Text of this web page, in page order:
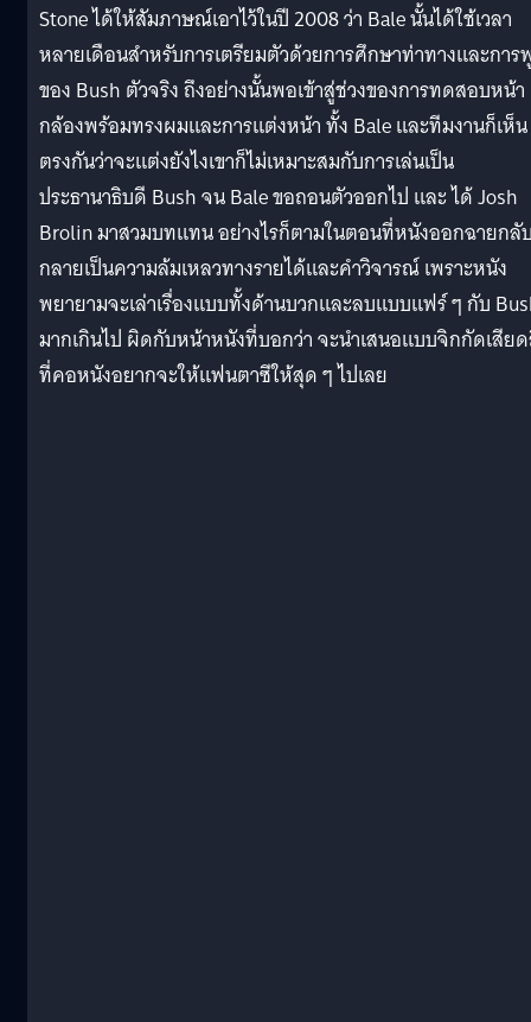
Stone ได้ให้สัมภาษณ์เอาไว้ในปี 2008 ว่า Bale นั้นได้ใช้เวลา
หลายเดือนสำหรับการเตรียมตัวด้วยการศึกษาท่าทางและกา
ของ Bush ตัวจริง ถึงอย่างนั้นพอเข้าสู่ช่วงของการทดสอบหน้า
กล้องพร้อมทรงผมและการแต่งหน้า ทั้ง Bale และทีมงานก็เห็น
ตรงกันว่าจะแต่งยังไงเขาก็ไม่เหมาะสมกับการเล่นเป็น
ประธานาธิบดี Bush จน Bale ขอถอนตัวออกไป และ ได้ Josh
Brolin มาสวมบทแทน อย่างไรก็ตามในตอนที่หนังออกฉายกลั
กลายเป็นความล้มเหลวทางรายได้และคำวิจารณ์ เพราะหนัง
พยายามจะเล่าเรื่องแบบทั้งด้านบวกและลบแบบแฟร์ ๆ กับ
มากเกินไป ผิดกับหน้าหนังที่บอกว่า จะนำเสนอแบบจิกกัดเสีย
ที่คอหนังอยากจะให้แฟนตาซีให้สุด ๆ ไปเลย